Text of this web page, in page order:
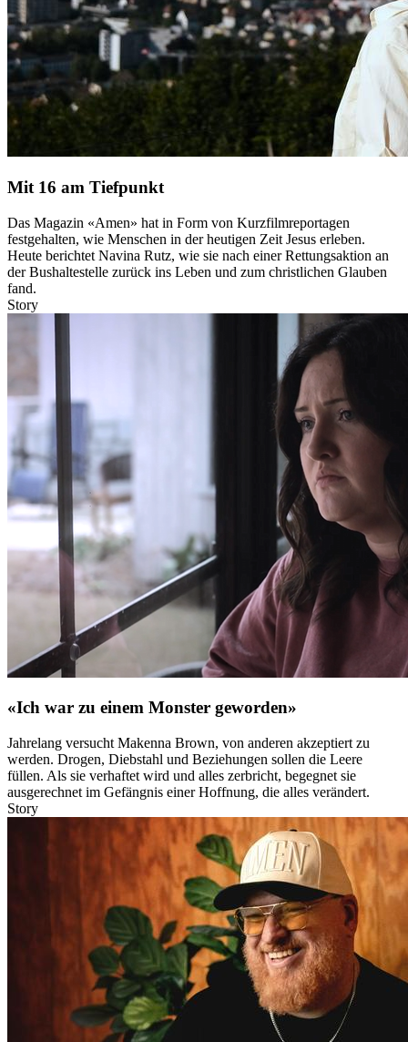
Mit 16 am Tiefpunkt
Das Magazin «Amen» hat in Form von Kurzfilmreportagen
festgehalten, wie Menschen in der heutigen Zeit Jesus erleben.
Heute berichtet Navina Rutz, wie sie nach einer Rettungsaktion an
der Bushaltestelle zurück ins Leben und zum christlichen Glauben
fand.
Story
«Ich war zu einem Monster geworden»
Jahrelang versucht Makenna Brown, von anderen akzeptiert zu
werden. Drogen, Diebstahl und Beziehungen sollen die Leere
füllen. Als sie verhaftet wird und alles zerbricht, begegnet sie
ausgerechnet im Gefängnis einer Hoffnung, die alles verändert.
Story